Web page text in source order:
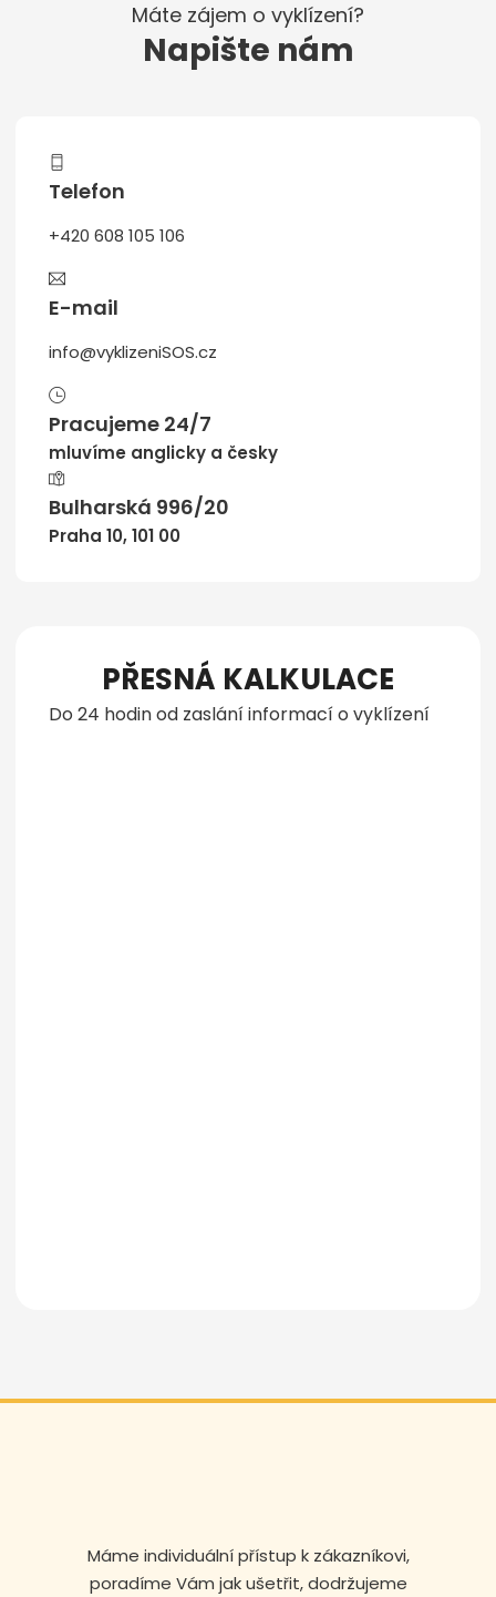
Máte zájem o vyklízení?
Napište nám
Telefon
+420 608 105 106
E-mail
info@vyklizeniSOS.cz
Pracujeme 24/7
mluvíme anglicky a česky
Bulharská 996/20
Praha 10, 101 00
PŘESNÁ KALKULACE
Do 24 hodin od zaslání informací o vyklízení
Máme individuální přístup k zákazníkovi,
poradíme Vám jak ušetřit, dodržujeme